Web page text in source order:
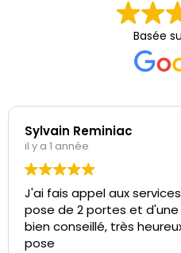
Basée
Sylvain Reminiac
il y a 1 année
J'ai fais appel aux services
pose de 2 portes et
bien conseillé, très
pose